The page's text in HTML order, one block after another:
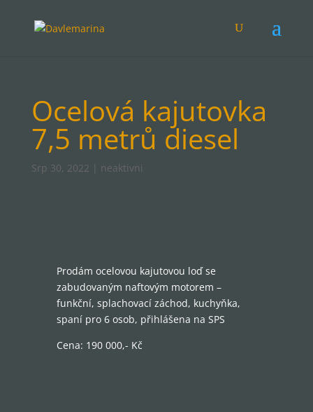
Ocelová kajutovka
7,5 metrů diesel
Srp 30, 2022 neaktivni
Prodám ocelovou kajutovou loď se
zabudovaným naftovým motorem –
funkční, splachovací záchod, kuchyňka,
spaní pro 6 osob, přihlášena na SPS
Cena: 190 000,- Kč